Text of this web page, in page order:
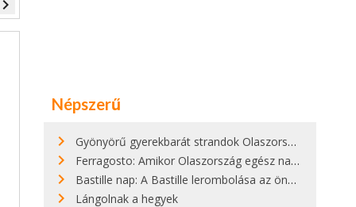
navigate_next
Népszerű
Gyönyörű gyerekbarát strandok Olaszországban - megmutatjuk a 15 legjobbat
Ferragosto: Amikor Olaszország egész nap nyaral
Bastille nap: A Bastille lerombolása az önkényuralom végét jelentette
Lángolnak a hegyek